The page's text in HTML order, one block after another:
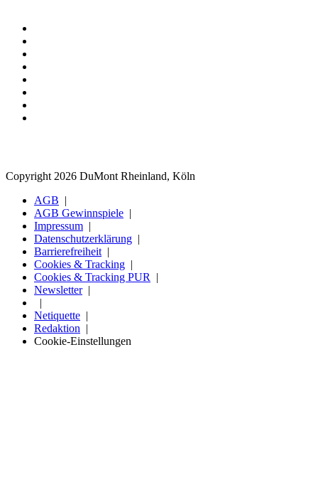
Copyright 2026 DuMont Rheinland, Köln
AGB
AGB Gewinnspiele
Impressum
Datenschutzerklärung
Barrierefreiheit
Cookies & Tracking
Cookies & Tracking PUR
Newsletter
Netiquette
Redaktion
Cookie-Einstellungen